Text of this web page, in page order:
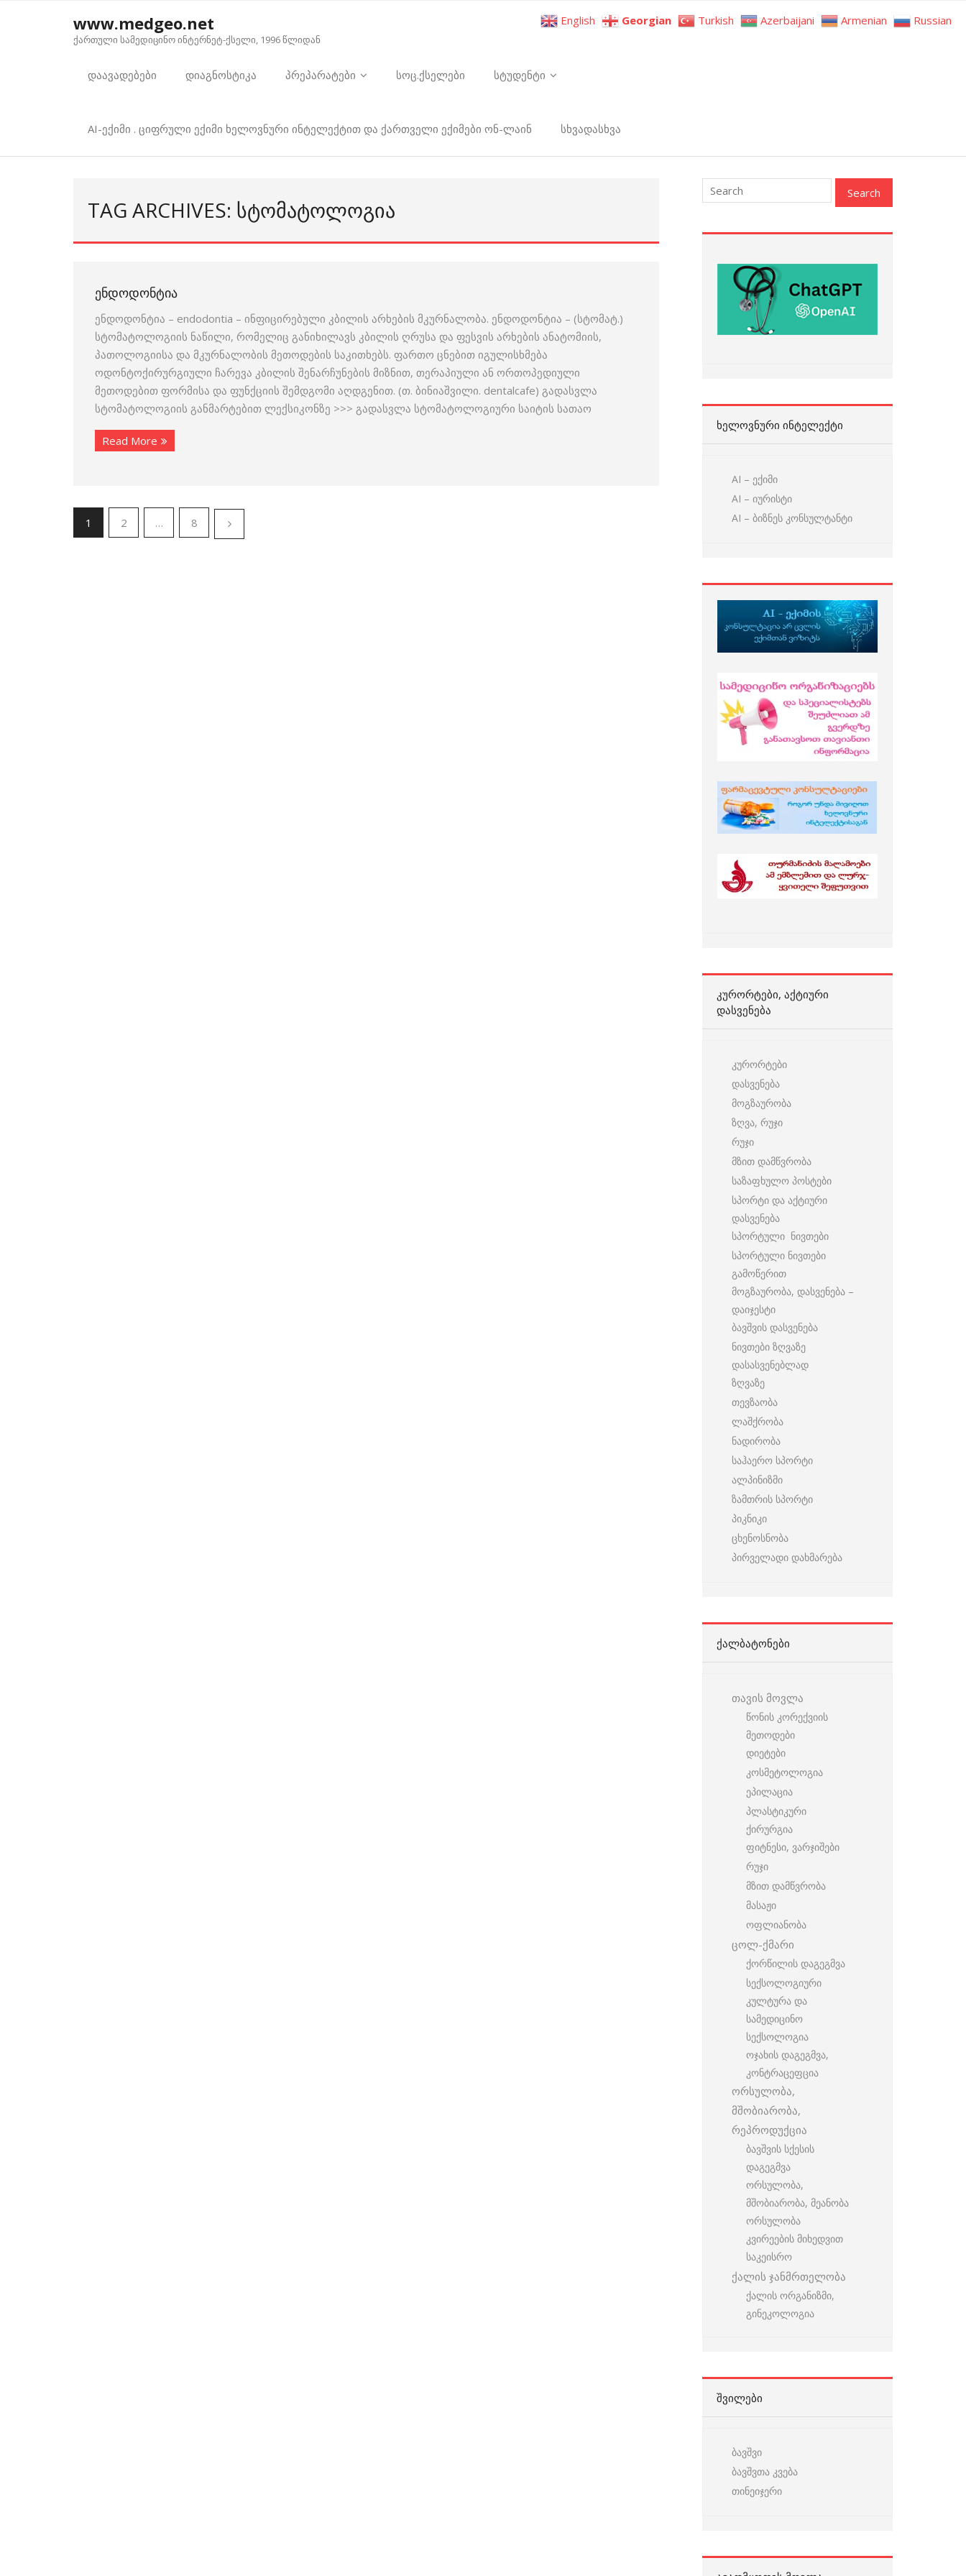
www.medgeo.net
ქართული სამედიცინო ინტერნეტ-ქსელი, 1996 წლიდან
დაავადებები დიაგნოსტიკა პრეპარატები სოც.ქსელები სტუდენტი
AI-ექიმი . ციფრული ექიმი ხელოვნური ინტელექტით და ქართველი ექიმები ონ-ლაინ სხვადასხვა
TAG ARCHIVES: ᲡᲢᲝᲛᲐᲢᲝᲚᲝᲒᲘᲐ
ᲔᲜᲓᲝᲓᲝᲜᲢᲘᲐ
ენდოდონტია – endodontia – ინფიცირებული კბილის არხების მკურნალობა. ენდოდონტია – (სტომატ.)
სტომატოლოგიის ნაწილი, რომელიც განიხილავს კბილის ღრუსა და ფესვის არხების ანატომიის,
პათოლოგიისა და მკურნალობის მეთოდების საკითხებს. ფართო ცნებით იგულისხმება
ოდონტოქირურგიული ჩარევა კბილის შენარჩუნების მიზნით, თერაპიული ან ორთოპედიული
მეთოდებით ფორმისა და ფუნქციის შემდგომი აღდგენით. (თ. ბინიაშვილი. dentalcafe) გადასვლა
სტომატოლოგიის განმარტებით ლექსიკონზე >>> გადასვლა სტომატოლოგიური საიტის სათაო
Read More
1 2 … 8
ᲮᲔᲚᲝᲕᲜᲣᲠᲘ ᲘᲜᲢᲔᲚᲔᲥᲢᲘ
AI – ექიმი
AI – იურისტი
AI – ბიზნეს კონსულტანტი
ᲙᲣᲠᲝᲠᲢᲔᲑᲘ, ᲐᲥᲢᲘᲣᲠᲘ
ᲓᲐᲡᲕᲔᲜᲔᲑᲐ
კურორტები
დასვენება
მოგზაურობა
ზღვა, რუჯი
რუჯი
მზით დამწვრობა
საზაფხულო პოსტები
სპორტი და აქტიური
დასვენება
სპორტული ნივთები
სპორტული ნივთები
გამოწერით
მოგზაურობა, დასვენება –
დაიჯესტი
ბავშვის დასვენება
ნივთები ზღვაზე
დასასვენებლად
ზღვაზე
თევზაობა
ლაშქრობა
ნადირობა
საჰაერო სპორტი
ალპინიზმი
ზამთრის სპორტი
პიკნიკი
ცხენოსნობა
პირველადი დახმარება
ᲥᲐᲚᲑᲐᲢᲝᲜᲔᲑᲘ
თავის მოვლა
წონის კორექვიის
მეთოდები
დიეტები
კოსმეტოლოგია
ეპილაცია
პლასტიკური
ქირურგია
ფიტნესი, ვარჯიშები
რუჯი
მზით დამწვრობა
მასაჟი
ოფლიანობა
ცოლ-ქმარი
ქორწილის დაგეგმვა
სექსოლოგიური
კულტურა და
სამედიცინო
სექსოლოგია
ოჯახის დაგეგმვა,
კონტრაცეფცია
ორსულობა,
მშობიარობა,
რეპროდუქცია
ბავშვის სქესის
დაგეგმვა
ორსულობა,
მშობიარობა, მეანობა
ორსულობა
კვირეების მიხედვით
საკეისრო
ქალის ჯანმრთელობა
ქალის ორგანიზმი,
გინეკოლოგია
ᲨᲕᲘᲚᲔᲑᲘ
ბავშვი
ბავშვთა კვება
თინეიჯერი
English Georgian Turkish Azerbaijani Armenian Russian